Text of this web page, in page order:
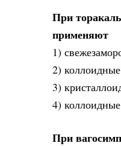
При
применяют
1)
2)
3)
4)
При